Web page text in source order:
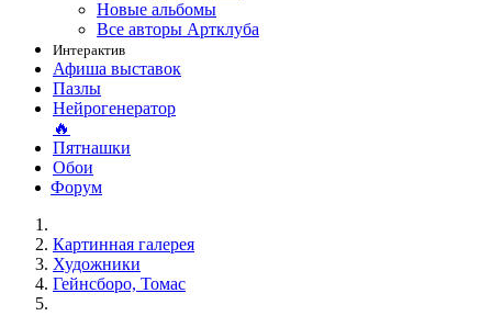
Новые альбомы
Все авторы Артклуба
Интерактив
Афиша выставок
Пазлы
Нейрогенератор
🔥
Пятнашки
Обои
Форум
Картинная галерея
Художники
Гейнсборо, Томас